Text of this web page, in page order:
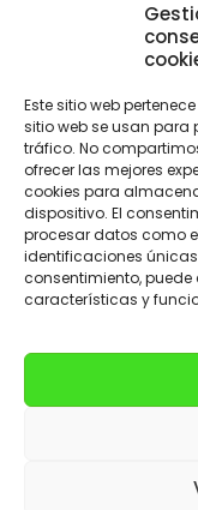
Este sitio web pertenece
sitio web se usan para
tráfico. No
ofrecer las mejores
cookies para
dispositivo. El
procesar datos como
identificaciones únicas
consentimiento,
características y
Avda. de la
41020 Sevilla
Aviso Legal–Política de
OPENTENDERS,
electrificación del
vehículos eléctricos
programa de incentivos
MOVES III Vehículos
gestionado por el